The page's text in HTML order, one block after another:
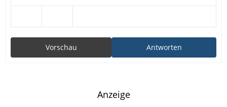
Antworten
Vorschau
Anzeige